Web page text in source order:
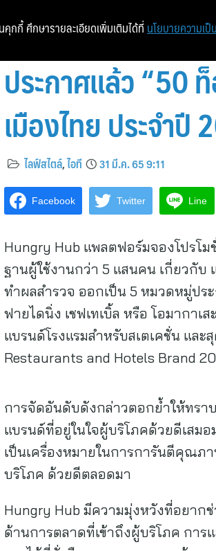
ประกาศแล้ว “50
เมืองไทย ประจำปี
ไลฟ์สไตล์,ไอที 31 มี.ค. 65 9:11
Facebook Twitter Line
Hungry Hub แพลตฟอร์มจองโปรโ
ฐานผู้ใช้งานกว่า 5 แสนคน เกี่ยวกับ
ทำผลสำรวจ ออกเป็น 5 หมวดหมู่ป
ฟายไดนิ่ง เชฟเทเบิ้ล หรือ โอมากา
แบรนด์โรงแรมสำหรับสเตเคชั่น แล
Restaurants and Hotels Brand
การจัดอันดับดังกล่าวตอกย้ำให้ทรา
แบรนด์ที่อยู่ในใจผู้บริโภคด้วยดีเสม
เป็นเครื่องหมายในการการันตีคุณภ
บริโภค ด้วยดีตลอดมา
Hungry Hub มีความมุ่งหวังที่อยาก
ด้านการตลาดที่เข้าถึงผู้บริโภค การ
คุกกี้ ศึกษารายละเอียดเพิ่มเติมได้ที่ นโยบายความเป็